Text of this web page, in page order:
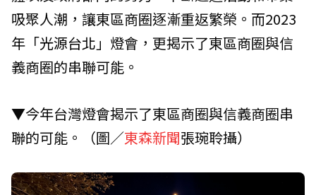
吸聚人潮，讓東區商圈逐漸重返繁榮。而2023
年「光源台北 」燈會，更揭示了東區商圈與信
義商圈的串聯可能。
▼今年台灣燈會揭示了東區商圈與信義商圈串
聯的可能。（圖／東森新聞張琬聆攝）